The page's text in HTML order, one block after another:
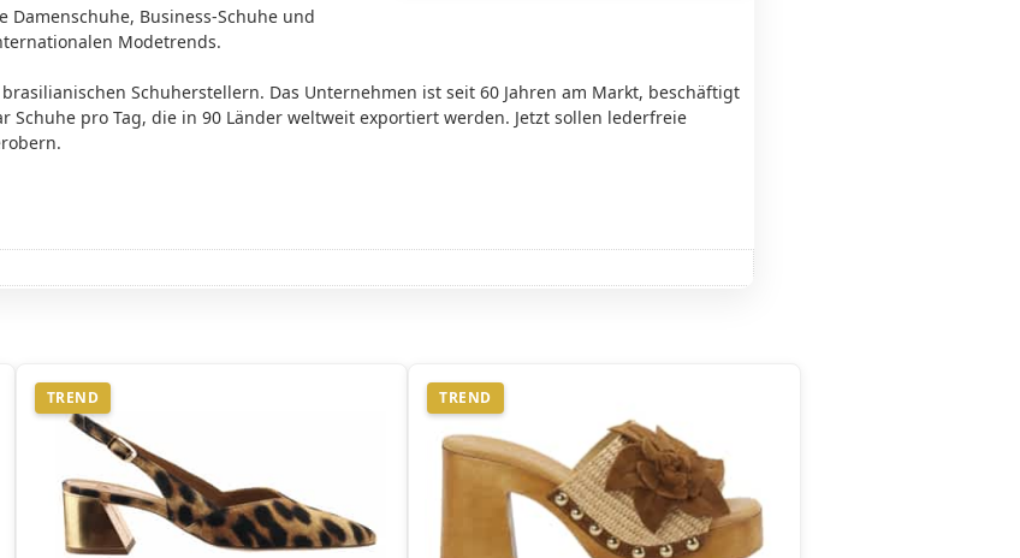
Damenschuhe, Business-Schuhe und
Modetrends.
Schuherstellern. Das Unternehmen ist seit 60 Jahren am Markt, beschäftigt
Schuhe pro Tag, die in 90 Länder weltweit exportiert werden. Jetzt sollen lederfreie
TREND TREND